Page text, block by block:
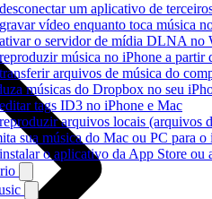
um aplicativo de
vídeo enquanto toca música
o servidor de mídia DLNA no
música no iPhone a
arquivos de música do
músicas do Dropbox no seu
tags ID3 no iPhone e Mac
arquivos locais (arquivos
sua música do Mac ou PC para
o aplicativo da App Store